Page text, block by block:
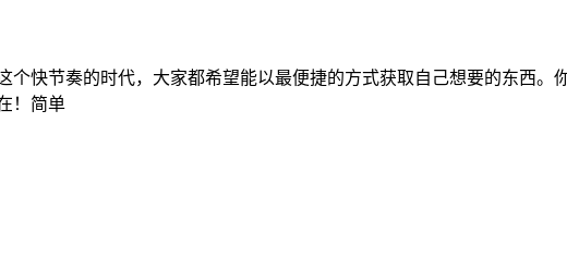
个快节奏的时代，大家都希望能以最便捷的方式获取自己想要的东西
！简单